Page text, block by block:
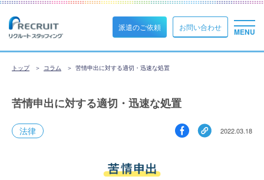
派遣のご依頼 お問い合わせ
トップ コラム 苦情申出に対する適切・迅速な処置
苦情申出に対する適切・迅速な処置
法律 2022.03.18